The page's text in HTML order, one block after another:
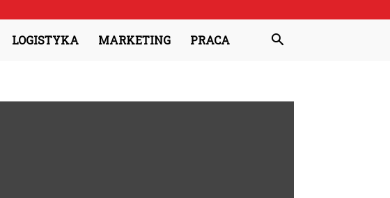
LOGISTYKA MARKETING PRACA